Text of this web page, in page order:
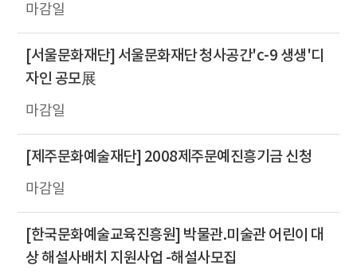
[서울문화재단] 서울문화재단 청사공간'c-9 생생'디
자인 공모展
[제주문화예술재단] 2008제주문예진흥기금 신청
[한국문화예술교육진흥원] 박물관.미술관 어린이 대
상 해설사배치 지원사업 -해설사모집